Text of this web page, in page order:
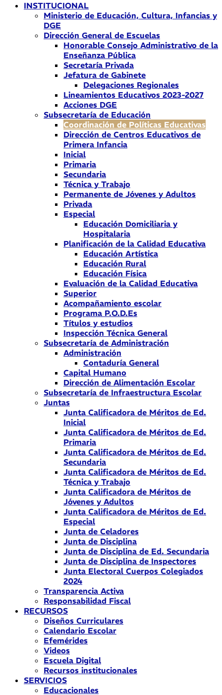
INSTITUCIONAL
Ministerio de Educación, Cultura, Infancias y
DGE
Dirección General de Escuelas
Honorable Consejo Administrativo de la
Enseñanza Pública
Secretaría Privada
Jefatura de Gabinete
Delegaciones Regionales
Lineamientos Educativos 2023-2027
Acciones DGE
Subsecretaría de Educación
Coordinación de Políticas Educativas
Dirección de Centros Educativos de
Primera Infancia
Inicial
Primaria
Secundaria
Técnica y Trabajo
Permanente de Jóvenes y Adultos
Privada
Especial
Educación Domiciliaria y
Hospitalaria
Planificación de la Calidad Educativa
Educación Artística
Educación Rural
Educación Física
Evaluación de la Calidad Educativa
Superior
Acompañamiento escolar
Programa P.O.D.Es
Títulos y estudios
Inspección Técnica General
Subsecretaría de Administración
Administración
Contaduría General
Capital Humano
Dirección de Alimentación Escolar
Subsecretaría de Infraestructura Escolar
Juntas
Junta Calificadora de Méritos de Ed.
Inicial
Junta Calificadora de Méritos de Ed.
Primaria
Junta Calificadora de Méritos de Ed.
Secundaria
Junta Calificadora de Méritos de Ed.
Técnica y Trabajo
Junta Calificadora de Méritos de
Jóvenes y Adultos
Junta Calificadora de Méritos de Ed.
Especial
Junta de Celadores
Junta de Disciplina
Junta de Disciplina de Ed. Secundaria
Junta de Disciplina de Inspectores
Junta Electoral Cuerpos Colegiados
2024
Transparencia Activa
Responsabilidad Fiscal
RECURSOS
Diseños Curriculares
Calendario Escolar
Efemérides
Videos
Escuela Digital
Recursos institucionales
SERVICIOS
Educacionales